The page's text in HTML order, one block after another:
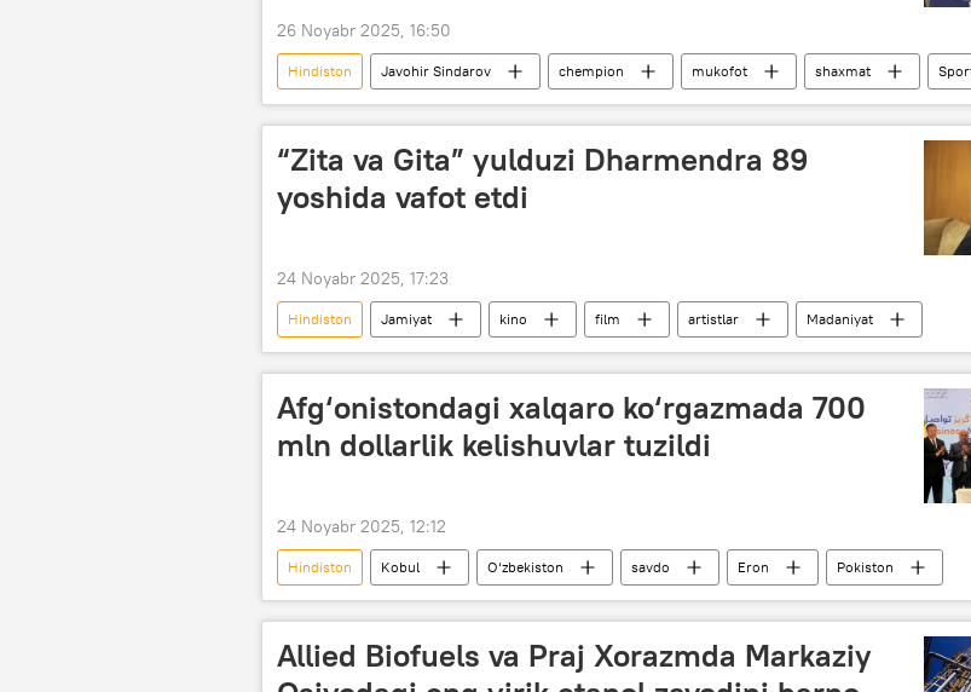
26 Noyabr 2025, 16:50
Hindiston Javohir Sindarov chempion mukofot shaxmat
“Zita va Gita” yulduzi Dharmendra 89
yoshida vafot etdi
24 Noyabr 2025, 17:23
Hindiston Jamiyat kino film artistlar
Madaniyat
Dunyo yangiliklari
Afg‘onistondagi xalqaro ko‘rgazmada 700
mln dollarlik kelishuvlar tuzildi
24 Noyabr 2025, 12:12
Hindiston Kobul O‘zbekiston savdo Eron
Pokiston
shartnoma
Iqtisod Afg‘oniston
Allied Biofuels va Praj Xorazmda Markaziy